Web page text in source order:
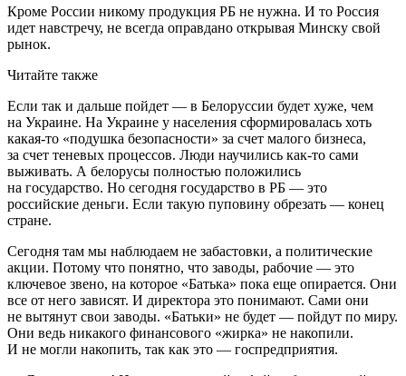
Кроме России никому продукция РБ не нужна. И то Россия
идет навстречу, не всегда оправдано открывая Минску свой
рынок.
Читайте также
Если так и дальше пойдет — в Белоруссии будет хуже, чем
на Украине. На Украине у населения сформировалась хоть
какая-то «подушка безопасности» за счет малого бизнеса,
за счет теневых процессов. Люди научились как-то сами
выживать. А белорусы полностью положились
на государство. Но сегодня государство в РБ — это
российские деньги. Если такую пуповину обрезать — конец
стране.
Сегодня там мы наблюдаем не забастовки, а политические
акции. Потому что понятно, что заводы, рабочие — это
ключевое звено, на которое «Батька» пока еще опирается. Они
все от него зависят. И директора это понимают. Сами они
не вытянут свои заводы. «Батьки» не будет — пойдут по миру.
Они ведь никакого финансового «жирка» не накопили.
И не могли накопить, так как это — госпредприятия.